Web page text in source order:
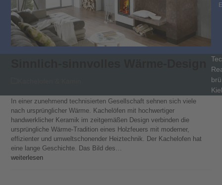
In einer zunehmend technisierten Gesellschaft sehnen sich viele
nach ursprünglicher Wärme. Kachelöfen mit hochwertiger
handwerklicher Keramik im zeitgemäßen Design verbinden die
ursprüngliche Wärme-Tradition eines Holzfeuers mit moderner,
effizienter und umweltschonender Heiztechnik. Der Kachelofen hat
eine lange Geschichte. Das Bild des…
weiterlesen
Kiel